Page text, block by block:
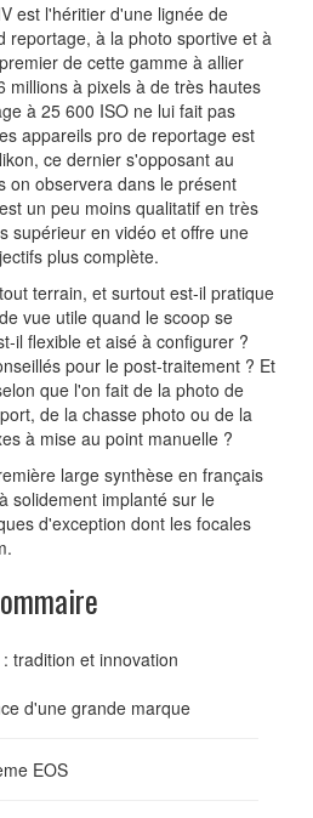
est l'héritier d'une lignée de
reportage, à la photo sportive et à
de cette gamme à allier
millions à pixels à de très hautes
à 25 600 ISO ne lui fait pas
appareils pro de reportage est
ce dernier s'opposant au
on observera dans le présent
un peu moins qualitatif en très
supérieur en vidéo et offre une
plus complète.
terrain, et surtout est-il pratique
vue utile quand le scoop se
il flexible et aisé à configurer ?
pour le post-traitement ? Et
que l'on fait de la photo de
de la chasse photo ou de la
à mise au point manuelle ?
large synthèse en français
solidement implanté sur le
d'exception dont les focales
tradition et innovation
d'une grande marque
EOS